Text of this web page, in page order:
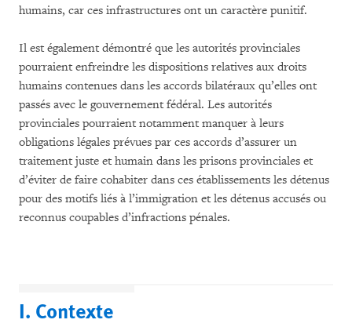
humains, car ces infrastructures ont un caractère punitif.
Il est également démontré que les autorités provinciales
pourraient enfreindre les dispositions relatives aux droits
humains contenues dans les accords bilatéraux qu’elles ont
passés avec le gouvernement fédéral. Les autorités
provinciales pourraient notamment manquer à leurs
obligations légales prévues par ces accords d’assurer un
traitement juste et humain dans les prisons provinciales et
d’éviter de faire cohabiter dans ces établissements les détenus
pour des motifs liés à l’immigration et les détenus accusés ou
reconnus coupables d’infractions pénales.
I. Contexte